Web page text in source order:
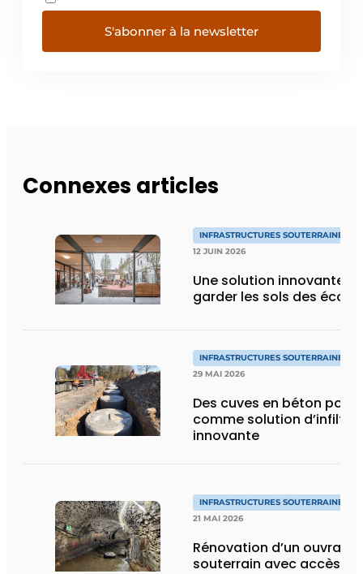
S'abonner à la newsletter
Connexes articles
INFRASTRUCTURES SOUTERRAINES
12 JUIN 2026
Une solution innovante
garder les sols des
INFRASTRUCTURES SOUTERRAINES
29 MAI 2026
Des cuves en béton
comme solution
innovante
INFRASTRUCTURES SOUTERRAINES
21 MAI 2026
Rénovation d’un ouvrage
souterrain avec accès